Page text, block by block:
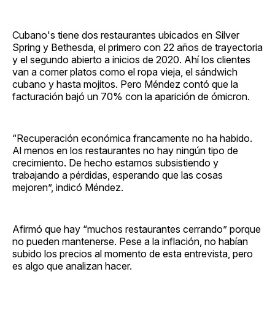
Cubano's tiene dos restaurantes ubicados en Silver
Spring y Bethesda, el primero con 22 años de trayectoria
y el segundo abierto a inicios de 2020. Ahí los clientes
van a comer platos como el ropa vieja, el sándwich
cubano y hasta mojitos. Pero Méndez contó que la
facturación bajó un 70% con la aparición de ómicron.
“Recuperación económica francamente no ha habido.
Al menos en los restaurantes no hay ningún tipo de
crecimiento. De hecho estamos subsistiendo y
trabajando a pérdidas, esperando que las cosas
mejoren”, indicó Méndez.
Afirmó que hay “muchos restaurantes cerrando” porque
no pueden mantenerse. Pese a la inflación, no habían
subido los precios al momento de esta entrevista, pero
es algo que analizan hacer.